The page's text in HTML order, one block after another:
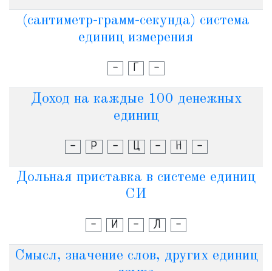
(сантиметр-грамм-секунда) система
единиц измерения
- Г -
Доход на каждые 100 денежных
единиц
- Р - Ц - Н -
Дольная приставка в системе единиц
СИ
- И - Л -
Смысл, значение слов, других единиц